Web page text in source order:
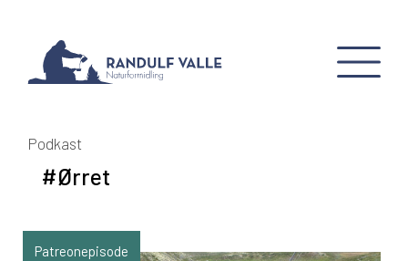
Podkast
#Ørret
Patreonepisode